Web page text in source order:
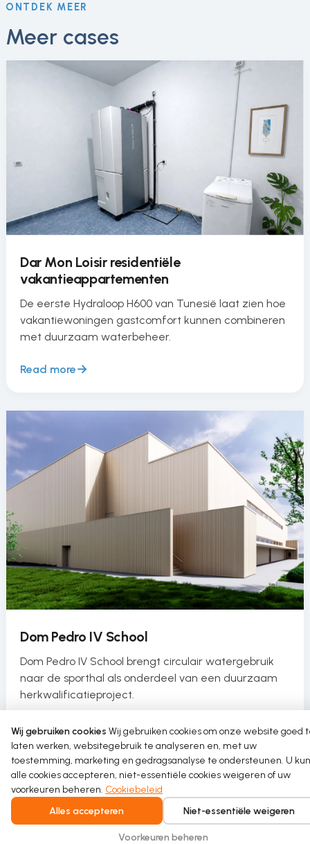
ONTDEK MEER
Meer cases
Dar Mon Loisir residentiële
vakantieappartementen
De eerste Hydraloop H600 van Tunesië laat zien hoe
vakantiewoningen gastcomfort kunnen combineren
met duurzaam waterbeheer.
Read more
Dom Pedro IV School
Dom Pedro IV School brengt circulair watergebruik
naar de sporthal als onderdeel van een duurzaam
herkwalificatieproject.
Read more
Wij gebruiken cookies Wij gebruiken cookies om onze website goed
laten werken, websitegebruik te analyseren en, met uw
toestemming, marketing en gedragsanalyse te ondersteunen. U
alle cookies accepteren, niet-essentiële cookies weigeren of uw
voorkeuren beheren. Cookiebeleid
Alles accepteren
Niet-essentiële weigeren
Voorkeuren beheren